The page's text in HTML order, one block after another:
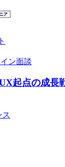
ン面談
起点の成長
ス